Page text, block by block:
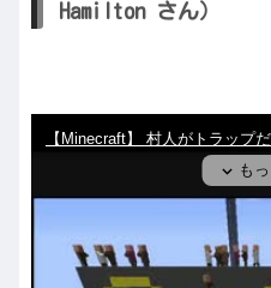
Hamilton さん）